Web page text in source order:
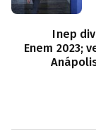
Inep
Enem 2023;